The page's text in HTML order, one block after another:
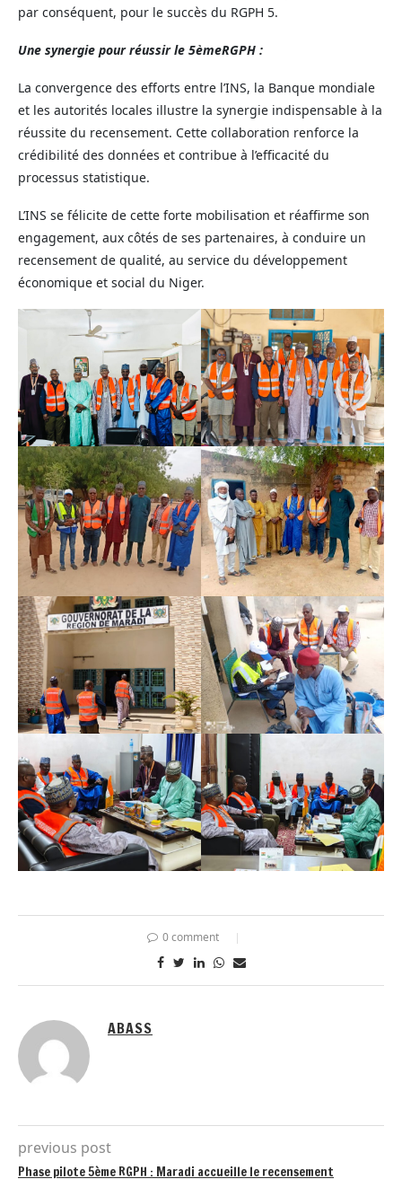
par conséquent, pour le succès du RGPH 5.
Une synergie pour réussir le 5èmeRGPH :
La convergence des efforts entre l’INS, la Banque mondiale
et les autorités locales illustre la synergie indispensable à la
réussite du recensement. Cette collaboration renforce la
crédibilité des données et contribue à l’efficacité du
processus statistique.
L’INS se félicite de cette forte mobilisation et réaffirme son
engagement, aux côtés de ses partenaires, à conduire un
recensement de qualité, au service du développement
économique et social du Niger.
0 comment
ABASS
previous post
Phase pilote 5ème RGPH : Maradi accueille le recensement